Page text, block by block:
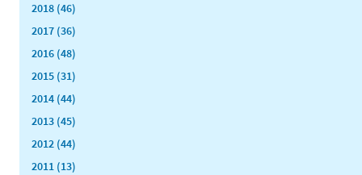
2018 (46)
2017 (36)
2016 (48)
2015 (31)
2014 (44)
2013 (45)
2012 (44)
2011 (13)